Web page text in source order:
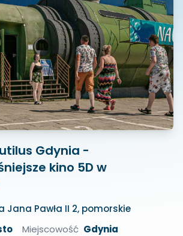
Gdynia -
kino 5D w
Jana Pawła II 2, pomorskie
Miejscowość Gdynia